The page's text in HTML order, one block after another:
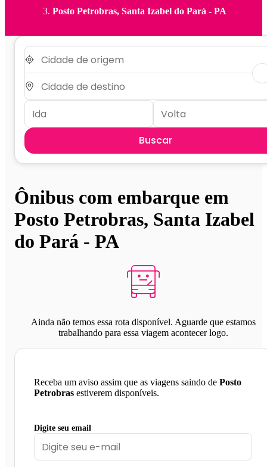
Posto Petrobras, Santa Izabel do Pará - PA
Buscar
Ônibus com embarque em
Posto Petrobras, Santa Izabel
do Pará - PA
Ainda não temos essa rota disponível. Aguarde que estamos
trabalhando para essa viagem acontecer logo.
Receba um aviso assim que as viagens saindo de Posto
Petrobras estiverem disponíveis.
Digite seu email